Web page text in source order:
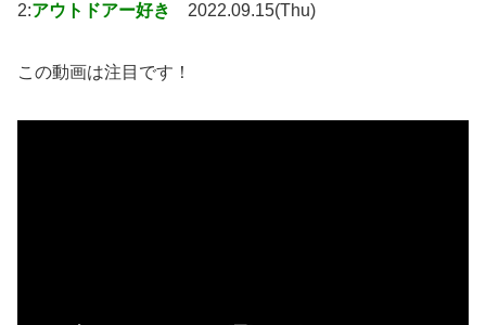
2:アウトドアー好き 2022.09.15(Thu)
この動画は注目です！